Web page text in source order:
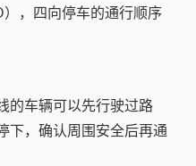
，四向停车的通行顺序
的车辆可以先行驶过路
下，确认周围安全后再通